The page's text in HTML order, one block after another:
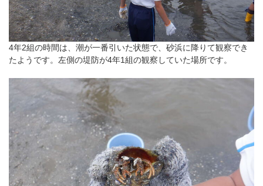
4年2組の時間は、潮が一番引いた状態で、砂浜に降りて観察でき
たようです。左側の堤防が4年1組の観察していた場所です。